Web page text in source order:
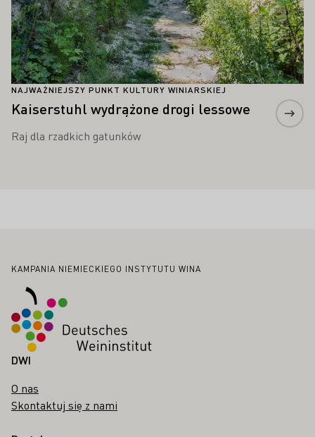
NAJWAŻNIEJSZY PUNKT KULTURY WINIARSKIEJ
Kaiserstuhl wydrążone drogi lessowe
Raj dla rzadkich gatunków
Stopka
KAMPANIA NIEMIECKIEGO INSTYTUTU WINA
DWI
O nas
Skontaktuj się z nami